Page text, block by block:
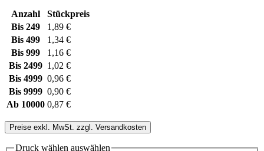
Anzahl
Stückpreis
Bis 249
1,89 €
Bis 499
1,34 €
Bis 999
1,16 €
Bis 2499 1,02 €
Bis 4999 0,96 €
Bis 9999 0,90 €
Ab 10000 0,87 €
Preise exkl. MwSt. zzgl. Versandkosten
Druck wählen auswählen